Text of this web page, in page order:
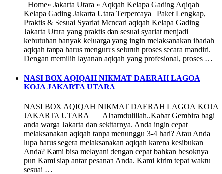
Home» Jakarta Utara » Aqiqah Kelapa Gading Aqiqah
Kelapa Gading Jakarta Utara Terpercaya | Paket Lengkap,
Praktis & Sesuai Syariat Mencari aqiqah Kelapa Gading
Jakarta Utara yang praktis dan sesuai syariat menjadi
kebutuhan banyak keluarga yang ingin melaksanakan ibadah
aqiqah tanpa harus mengurus seluruh proses secara mandiri.
Dengan memilih layanan aqiqah yang profesional, proses …
NASI BOX AQIQAH NIKMAT DAERAH LAGOA
KOJA JAKARTA UTARA
NASI BOX AQIQAH NIKMAT DAERAH LAGOA KOJA
JAKARTA UTARA Alhamdulillah..Kabar Gembira bagi
anda warga Jakarta dan sekitarnya. Anda ingin cepat
melaksanakan aqiqah tanpa menunggu 3-4 hari? Atau Anda
lupa harus segera melaksanakan aqiqah karena kesibukan
Anda? Kami bisa melayani dengan cepat bahkan besoknya
pun Kami siap antar pesanan Anda. Kami kirim tepat waktu
sesuai …